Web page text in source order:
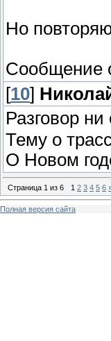
Но
Сообщение
[10]
Разговор
Тему о
О Новом
Страница 1 из 6 1 2 3 4 5 6
Полная версия сайта